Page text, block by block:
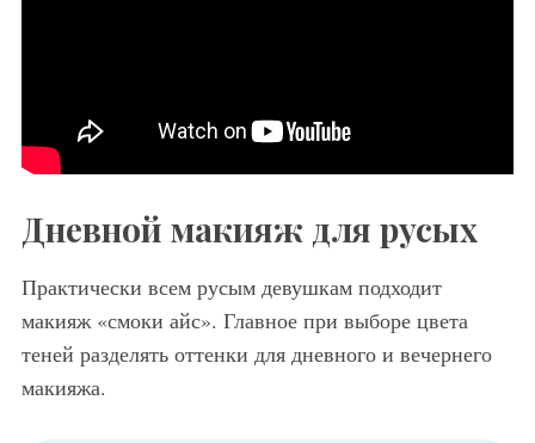
Дневной макияж для русых
Практически всем русым девушкам подходит
макияж «смоки айс». Главное при выборе цвета
теней разделять оттенки для дневного и вечернего
макияжа.